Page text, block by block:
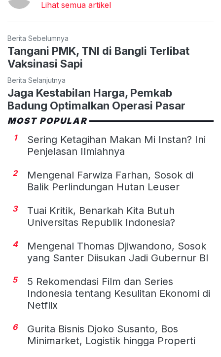
Lihat semua artikel
Berita Sebelumnya
Tangani PMK, TNI di Bangli Terlibat
Vaksinasi Sapi
Berita Selanjutnya
Jaga Kestabilan Harga, Pemkab
Badung Optimalkan Operasi Pasar
MOST POPULAR
1
Sering Ketagihan Makan Mi Instan? Ini
Penjelasan Ilmiahnya
2
Mengenal Farwiza Farhan, Sosok di
Balik Perlindungan Hutan Leuser
3
Tuai Kritik, Benarkah Kita Butuh
Universitas Republik Indonesia?
4
Mengenal Thomas Djiwandono, Sosok
yang Santer Diisukan Jadi Gubernur BI
5
5 Rekomendasi Film dan Series
Indonesia tentang Kesulitan Ekonomi di
Netflix
6
Gurita Bisnis Djoko Susanto, Bos
Minimarket, Logistik hingga Properti